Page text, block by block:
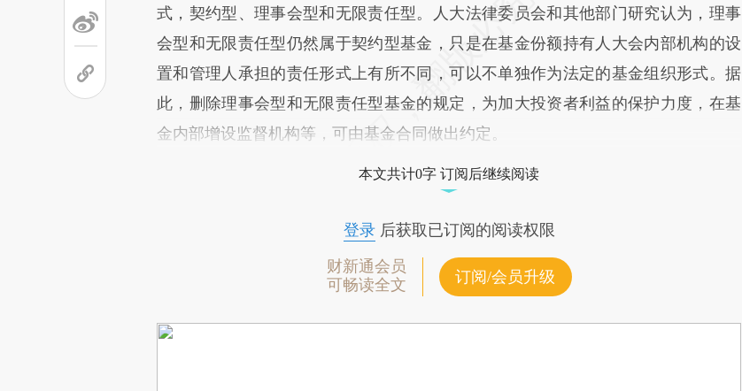
式，契约型、理事会型和无限责任型。人大法律委员会和其他部门研究认为，理事
会型和无限责任型仍然属于契约型基金，只是在基金份额持有人大会内部机构的设
置和管理人承担的责任形式上有所不同，可以不单独作为法定的基金组织形式。据
此，删除理事会型和无限责任型基金的规定，为加大投资者利益的保护力度，在基
金内部增设监督机构等，可由基金合同做出约定。
本文共计0字 订阅后继续阅读
登录后获取已订阅的阅读权限
财新通会员
可畅读全文
订阅/会员升级